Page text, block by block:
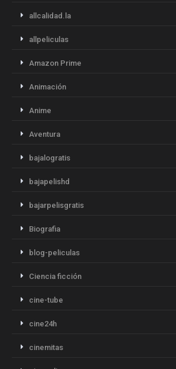
allcalidad.la
allpeliculas
Amazon Prime
Animación
Anime
Aventura
bajalogratis
bajapelishd
bajarpelisgratis
Biografia
blog-peliculas
Ciencia ficción
cine-tube
cine24h
cinemitas